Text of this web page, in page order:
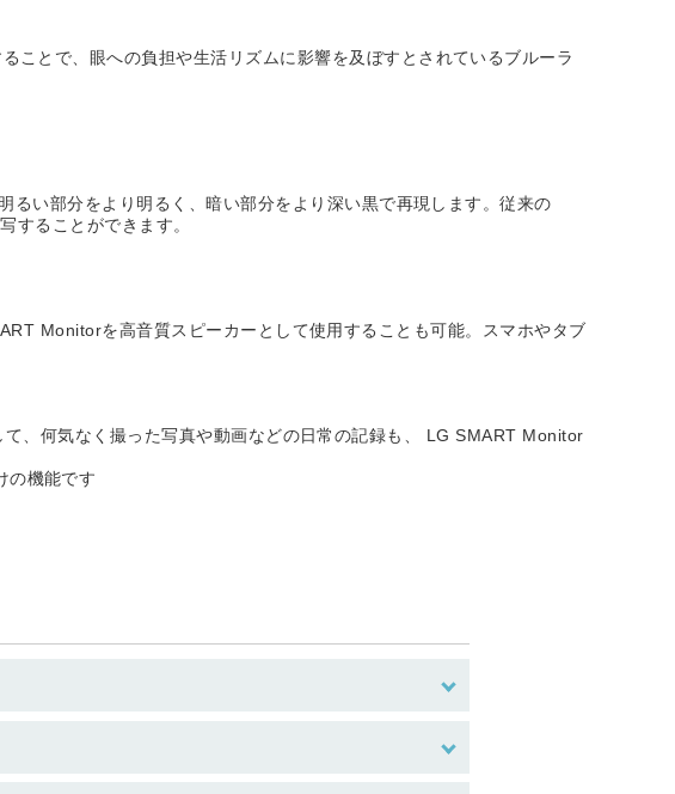
ことで、眼への負担や生活リズムに影響を及ぼすとされているブルーラ
い部分をより明るく、暗い部分をより深い黒で再現します。従来の
することができます。
Monitorを高音質スピーカーとして使用することも可能。スマホやタブ
、何気なく撮った写真や動画などの日常の記録も、 LG SMART Monitor
の機能です